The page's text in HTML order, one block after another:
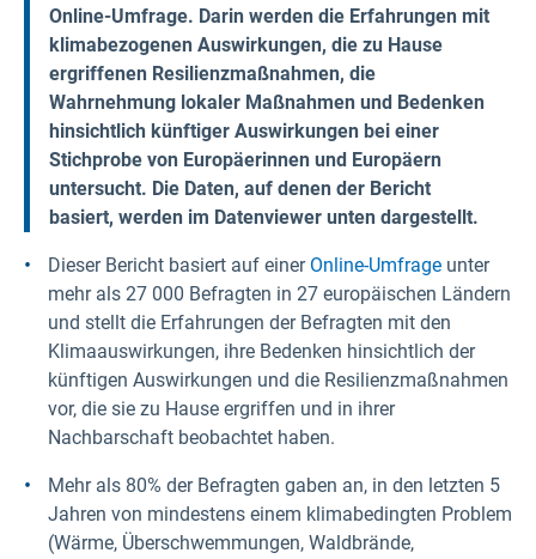
Online-Umfrage. Darin werden die Erfahrungen mit
klimabezogenen Auswirkungen, die zu Hause
ergriffenen Resilienzmaßnahmen, die
Wahrnehmung lokaler Maßnahmen und Bedenken
hinsichtlich künftiger Auswirkungen bei einer
Stichprobe von Europäerinnen und Europäern
untersucht. Die Daten, auf denen der Bericht
basiert, werden im Datenviewer unten dargestellt.
Dieser Bericht basiert auf einer Online-Umfrage unter
mehr als 27 000 Befragten in 27 europäischen Ländern
und stellt die Erfahrungen der Befragten mit den
Klimaauswirkungen, ihre Bedenken hinsichtlich der
künftigen Auswirkungen und die Resilienzmaßnahmen
vor, die sie zu Hause ergriffen und in ihrer
Nachbarschaft beobachtet haben.
Mehr als 80% der Befragten gaben an, in den letzten 5
Jahren von mindestens einem klimabedingten Problem
(Wärme, Überschwemmungen, Waldbrände,